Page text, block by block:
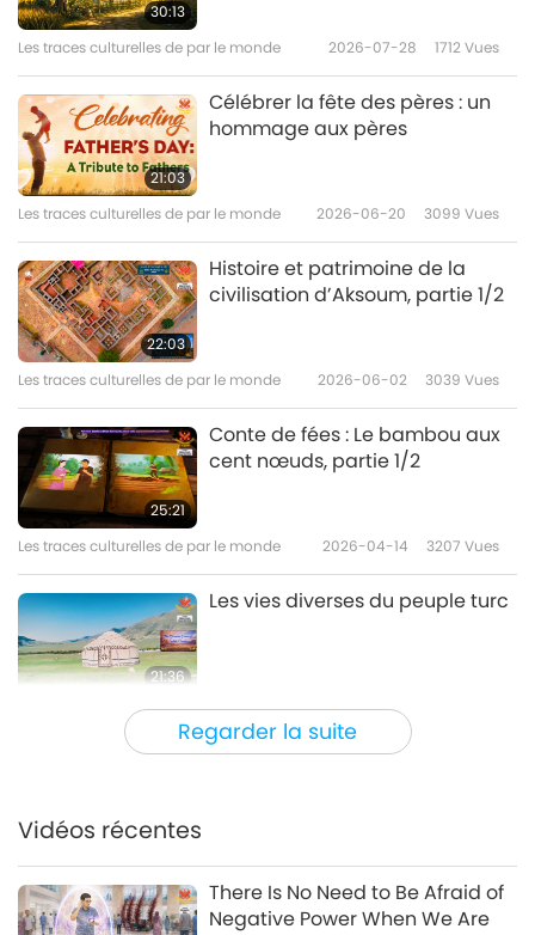
Regarder la suite
30:13
Les traces culturelles de par le monde 2026-07-28 1712Vues
21:03
Célébrer la fête des pères : un
hommage aux pères
Les traces culturelles de par le monde 2026-06-20 3099 Vues
22:03
Histoire et patrimoine de la
civilisation d’Aksoum, partie 1/2
Les traces culturelles de par le monde 2026-06-02 3039 Vues
25:21
Conte de fées : Le bambou aux
cent nœuds, partie 1/2
Les traces culturelles de par le monde 2026-04-14 3207 Vues
21:36
Les vies diverses du peuple turc
Les traces culturelles de par le monde 2026-04-07
23:59
Vidéos récentes
There Is No Need to Be Afraid of
Negative Power When We Are